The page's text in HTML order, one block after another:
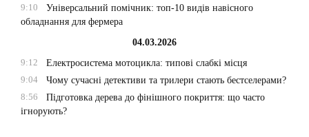
9:10
Універсальний помічник: топ-10 видів навісного
обладнання для фермера
04.03.2026
9:12
Електросистема мотоцикла: типові слабкі місця
9:04
Чому сучасні детективи та трилери стають бестселерами?
8:56
Підготовка дерева до фінішного покриття: що часто
ігнорують?